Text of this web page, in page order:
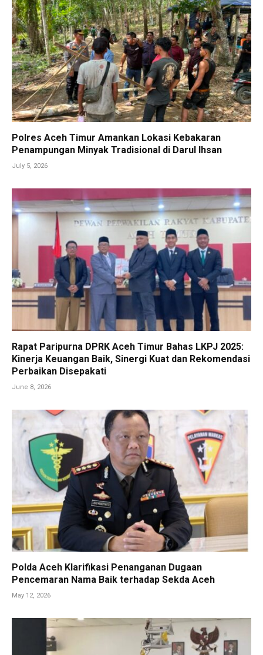
Polres Aceh Timur Amankan Lokasi Kebakaran
Penampungan Minyak Tradisional di Darul Ihsan
July 5, 2026
Rapat Paripurna DPRK Aceh Timur Bahas LKPJ 2025:
Kinerja Keuangan Baik, Sinergi Kuat dan Rekomendasi
Perbaikan Disepakati
June 8, 2026
Polda Aceh Klarifikasi Penanganan Dugaan
Pencemaran Nama Baik terhadap Sekda Aceh
May 12, 2026